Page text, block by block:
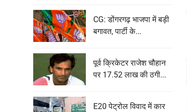
CG: डोंगरगढ़ भाजपा में बड़ी
बगावत, पार्टी के...
पूर्व क्रिकेटर राजेश चौहान
पर 17.52 लाख की ठगी...
E20 पेट्रोल विवाद में कार